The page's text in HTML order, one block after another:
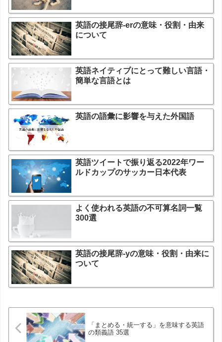
英語の接尾辞-erの意味・役割・由来
について
英語ネイティブにとって難しい言語・
簡単な言語とは
英語の語彙に影響を与えた外国語
英語ツイートで振り返る2022年ワー
ルドカップのサッカー日本代表
よく使われる英語の不可算名詞一覧
300選
英語の接尾辞-yの意味・役割・由来に
ついて
「まとめる・統一する」を意味する英語
の類義語 35選